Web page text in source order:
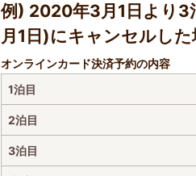
例) 2020年3月1日より3
月1日)にキャンセルした
オンラインカード決済予約の内容
1泊目
2泊目
3泊目